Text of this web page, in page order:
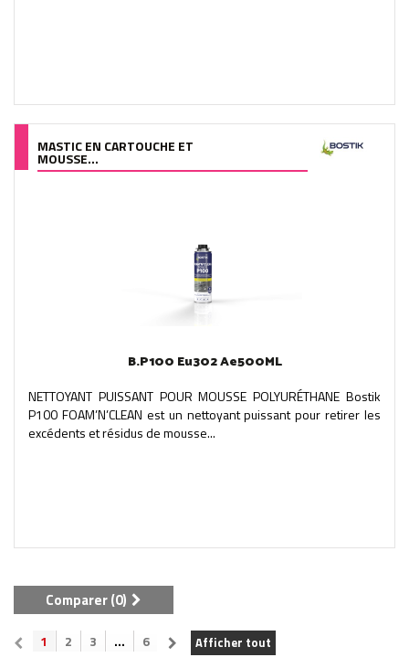
MASTIC EN CARTOUCHE ET
MOUSSE...
B.P100 Eu302 Ae500ML
NETTOYANT PUISSANT POUR MOUSSE POLYURÉTHANE Bostik
P100 FOAM’N’CLEAN est un nettoyant puissant pour retirer les
excédents et résidus de mousse...
Comparer (0)
Afficher tout
1 2 3 ... 6